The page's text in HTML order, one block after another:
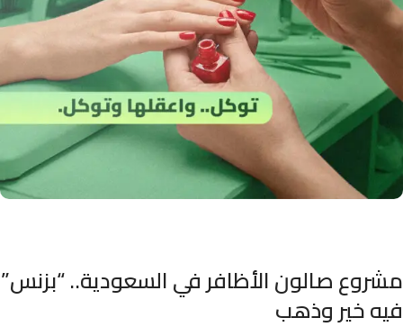
مشروع صالون الأظافر في السعودية.. “بزنس”
فيه خير وذهب